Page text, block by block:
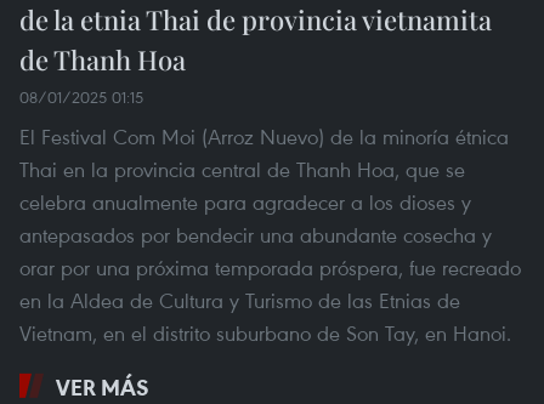
de la etnia Thai de provincia vietnamita
de Thanh Hoa
08/01/2025 01:15
El Festival Com Moi (Arroz Nuevo) de la minoría étnica
Thai en la provincia central de Thanh Hoa, que se
celebra anualmente para agradecer a los dioses y
antepasados por bendecir una abundante cosecha y
orar por una próxima temporada próspera, fue recreado
en la Aldea de Cultura y Turismo de las Etnias de
Vietnam, en el distrito suburbano de Son Tay, en Hanoi.
VER MÁS